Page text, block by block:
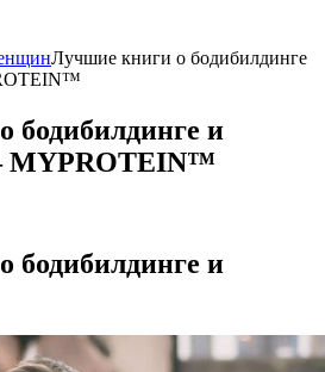
Лучшие книги о бодибилдинге
бодибилдинге и
MYPROTEIN™
бодибилдинге и